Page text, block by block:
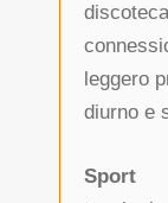
leggero
diurno e
Sport